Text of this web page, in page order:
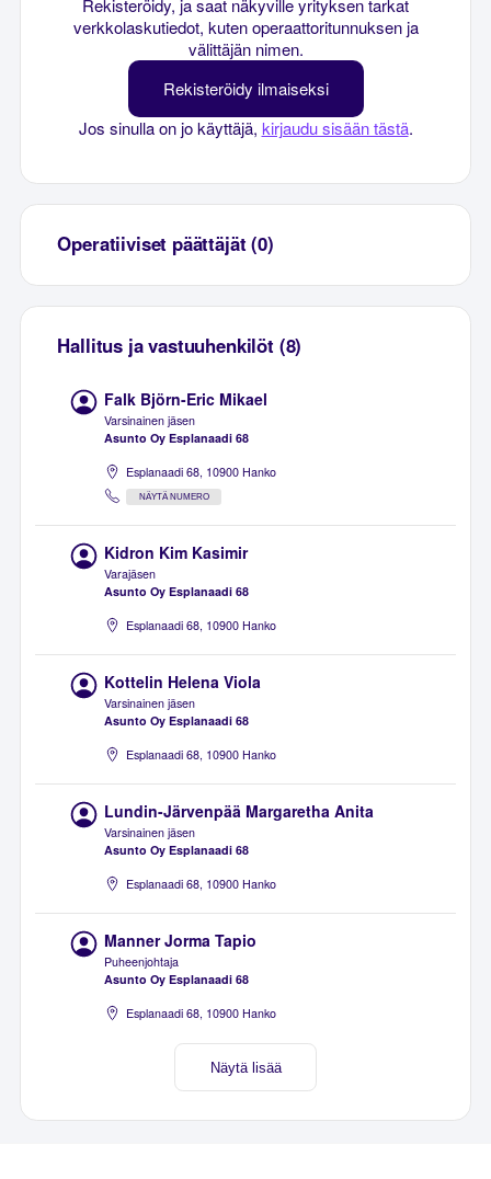
Rekisteröidy, ja saat näkyville yrityksen tarkat
verkkolaskutiedot, kuten operaattoritunnuksen ja
välittäjän nimen.
Rekisteröidy ilmaiseksi
Jos sinulla on jo käyttäjä, kirjaudu sisään tästä.
Operatiiviset päättäjät (0)
Hallitus ja vastuuhenkilöt (8)
Falk Björn-Eric Mikael
Varsinainen jäsen
Asunto Oy Esplanaadi 68
Esplanaadi 68, 10900 Hanko
NÄYTÄ NUMERO
Kidron Kim Kasimir
Varajäsen
Asunto Oy Esplanaadi 68
Esplanaadi 68, 10900 Hanko
Kottelin Helena Viola
Varsinainen jäsen
Asunto Oy Esplanaadi 68
Esplanaadi 68, 10900 Hanko
Lundin-Järvenpää Margaretha Anita
Varsinainen jäsen
Asunto Oy Esplanaadi 68
Esplanaadi 68, 10900 Hanko
Manner Jorma Tapio
Puheenjohtaja
Asunto Oy Esplanaadi 68
Esplanaadi 68, 10900 Hanko
Näytä lisää